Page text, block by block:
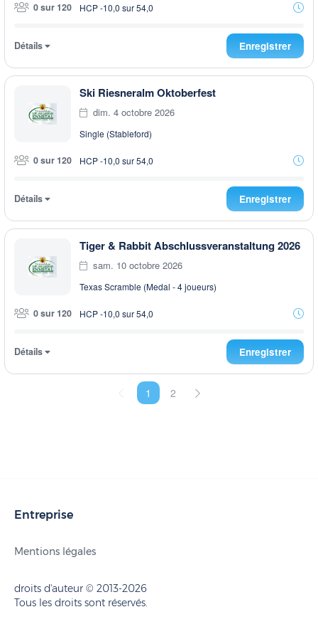
0 sur 120 HCP -10,0 sur 54,0
Détails Enregistrer
Ski Riesneralm Oktoberfest
dim. 4 octobre 2026
Single (Stableford)
0 sur 120 HCP -10,0 sur 54,0
Détails Enregistrer
Tiger & Rabbit Abschlussveranstaltung 2026
sam. 10 octobre 2026
Texas Scramble (Medal - 4 joueurs)
0 sur 120 HCP -10,0 sur 54,0
Détails Enregistrer
1 2
Entreprise
Mentions légales
droits d'auteur © 2013-2026
Tous les droits sont réservés.